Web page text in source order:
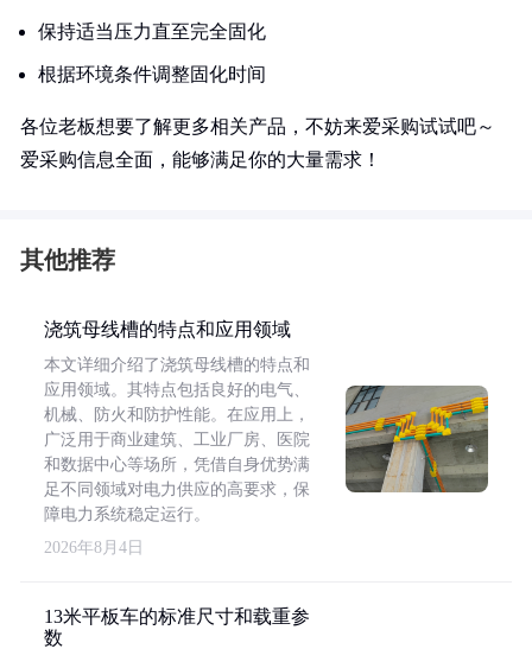
保持适当压力直至完全固化
根据环境条件调整固化时间
各位老板想要了解更多相关产品，不妨来爱采购试试吧～
爱采购信息全面，能够满足你的大量需求！
其他推荐
浇筑母线槽的特点和应用领域
本文详细介绍了浇筑母线槽的特点和
应用领域。其特点包括良好的电气、
机械、防火和防护性能。在应用上，
广泛用于商业建筑、工业厂房、医院
和数据中心等场所，凭借自身优势满
足不同领域对电力供应的高要求，保
障电力系统稳定运行。
2026年8月4日
13米平板车的标准尺寸和载重参
数